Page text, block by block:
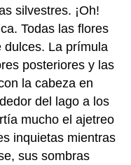
silvestres. ¡Oh!
Todas las flores
dulces. La prímula
posteriores y las
la cabeza en
del lago a los
mucho el ajetreo
inquietas mientras
sus sombras